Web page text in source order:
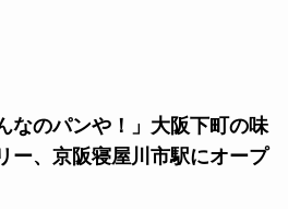
なのパンや！」大阪下町の味
ー、京阪寝屋川市駅にオープ